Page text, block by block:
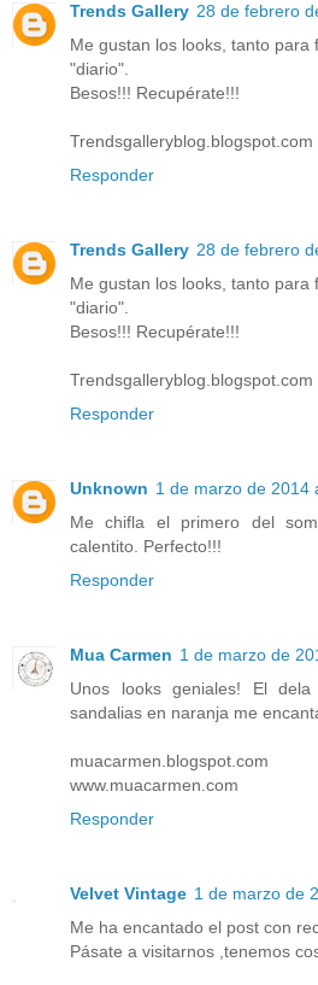
Trends Gallery 28 de febrero
Me gustan los looks, tanto para
"diario".
Besos!!! Recupérate!!!
Trendsgalleryblog.blogspot.com
Responder
Trends Gallery 28 de febrero
Me gustan los looks, tanto para
"diario".
Besos!!! Recupérate!!!
Trendsgalleryblog.blogspot.com
Responder
Unknown 1 de marzo de 2014
Me chifla el primero del
calentito. Perfecto!!!
Responder
Mua Carmen 1 de marzo de
Unos looks geniales! El
sandalias en naranja me
muacarmen.blogspot.com
www.muacarmen.com
Responder
Velvet Vintage 1 de marzo de
Me ha encantado el post con
Pásate a visitarnos ,tenemos